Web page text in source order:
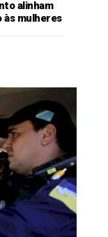
alinham
às mulheres